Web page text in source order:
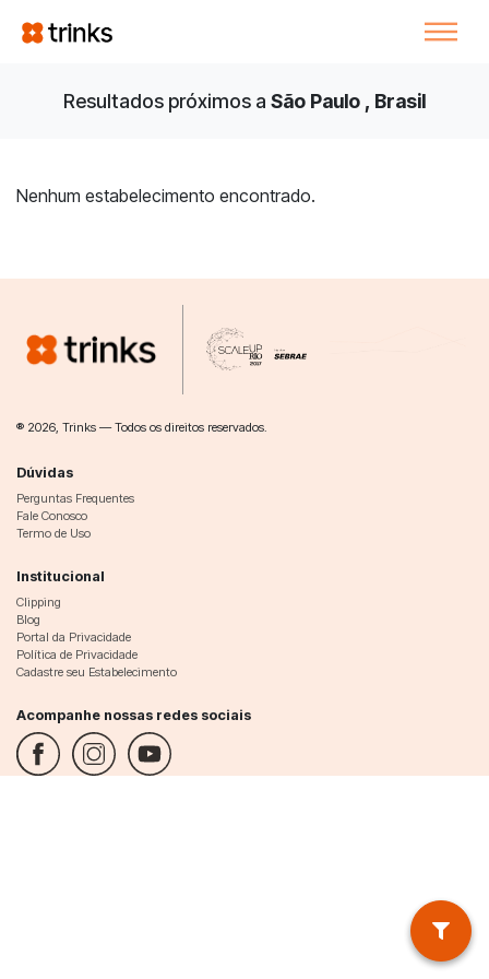
Resultados próximos a São Paulo , Brasil
Nenhum estabelecimento encontrado.
® 2026, Trinks — Todos os direitos reservados.
Dúvidas
Perguntas Frequentes
Fale Conosco
Termo de Uso
Institucional
Clipping
Blog
Portal da Privacidade
Política de Privacidade
Cadastre seu Estabelecimento
Acompanhe nossas redes sociais